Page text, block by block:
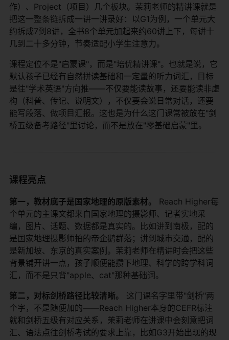
作）、Project（项目）几个板块。茉莉老师的精讲课就是
把这一整条链拆成一讲一讲录好：以G1为例，一个单元大
约拆成7到8讲，全书8个单元加起来约60讲上下，每讲十
几到二十多分钟，节奏适配小学生注意力。
课程定位不是"启蒙课"，而是"培优精讲课"。也就是说，它
默认孩子已经有自然拼读基础和一定量的听力词汇，目标
是往"学术英语"方向推——不仅要能读故事，还要能读非虚
构（科普、传记、说明文），不仅要会说日常对话，还要
能写段落、做项目汇报。这也是为什么这门课常被放在"剑
桥五级备考路径"里讨论，而不是放在"零基础启蒙"里。
课程亮点
第一，教材底子是国家地理的原版素材。
​ Reach Higher每
个单元的主课文都来自国家地理的摄影师、记者实地采
编，图片、话题、数据都是真实的。比如讲到南极，配的
是国家地理摄影师拍的帝企鹅群落；讲到城市交通，配的
是新加坡、东京的真实案例。茉莉老师在精讲时会把这些
背景铺开讲一点，孩子顺便能攒下地理、科学的跨学科词
汇，而不是只背"apple、cat"那种基础词。
第二，对标剑桥路径比较清晰。
​ 这门课名字里带"剑桥"两
个字，不是随便加的——Reach Higher本身的CEFR标注
就和剑桥五级有对应关系，茉莉老师在讲课中会刻意把词
汇、语法点往剑桥考试的要求上靠，比如G3开始出现的现